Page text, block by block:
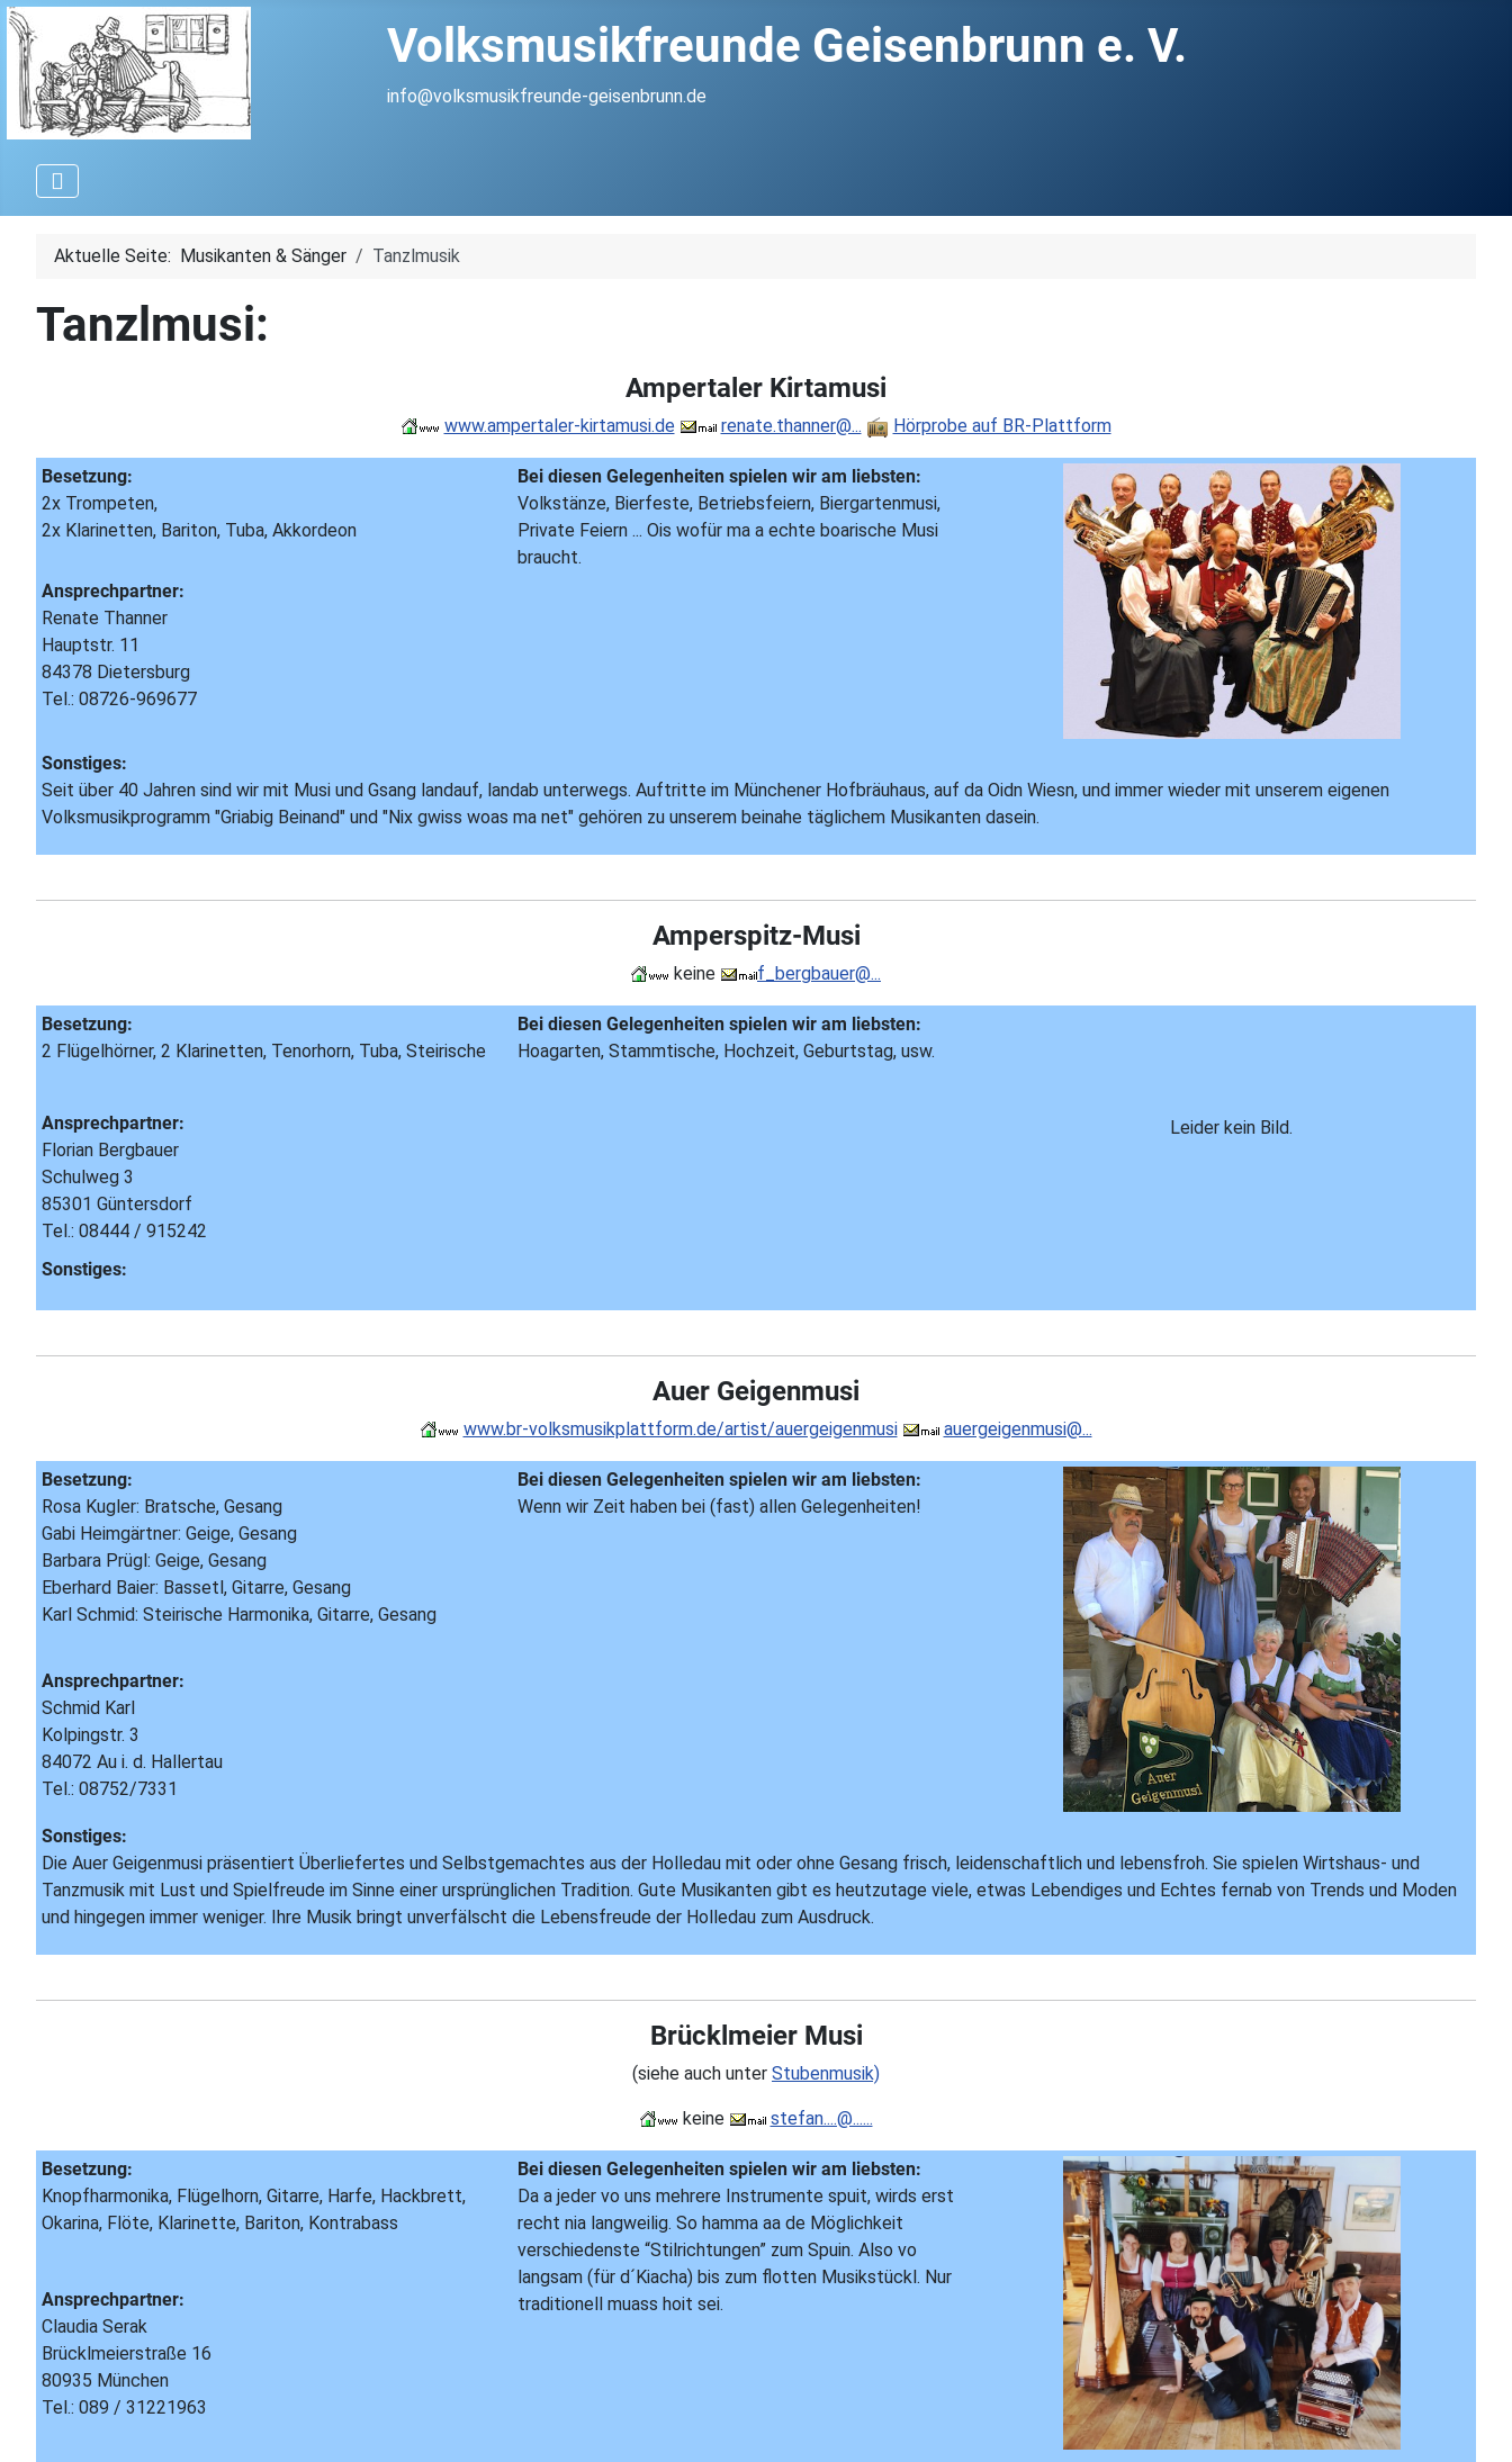
Volksmusikfreunde Geisenbrunn e. V.
info@volksmusikfreunde-geisenbrunn.de
Aktuelle Seite: Musikanten & Sänger Tanzlmusik
Tanzlmusi:
Ampertaler Kirtamusi
www.ampertaler-kirtamusi.de renate.thanner@... Hörprobe auf BR-Plattform
Besetzung:
2x Trompeten,
2x Klarinetten, Bariton, Tuba, Akkordeon
Bei diesen Gelegenheiten spielen wir am liebsten:
Volkstänze, Bierfeste, Betriebsfeiern, Biergartenmusi,
Private Feiern ... Ois wofür ma a echte boarische Musi
braucht.
Ansprechpartner:
Renate Thanner
Hauptstr. 11
84378 Dietersburg
Tel.: 08726-969677
Sonstiges:
Seit über 40 Jahren sind wir mit Musi und Gsang landauf, landab unterwegs. Auftritte im Münchener Hofbräuhaus, auf da Oidn Wiesn, und immer wieder mit unserem eigenen
Volksmusikprogramm "Griabig Beinand" und "Nix gwiss woas ma net" gehören zu unserem beinahe täglichem Musikanten dasein.
Amperspitz-Musi
keine f_bergbauer@...
Besetzung:
2 Flügelhörner, 2 Klarinetten, Tenorhorn, Tuba, Steirische
Bei diesen Gelegenheiten spielen wir am liebsten:
Hoagarten, Stammtische, Hochzeit, Geburtstag, usw.
Leider kein Bild.
Ansprechpartner:
Florian Bergbauer
Schulweg 3
85301 Güntersdorf
Tel.: 08444 / 915242
Sonstiges:
Auer Geigenmusi
www.br-volksmusikplattform.de/artist/auergeigenmusi auergeigenmusi@...
Besetzung:
Rosa Kugler: Bratsche, Gesang
Gabi Heimgärtner: Geige, Gesang
Barbara Prügl: Geige, Gesang
Eberhard Baier: Bassetl, Gitarre, Gesang
Karl Schmid: Steirische Harmonika, Gitarre, Gesang
Bei diesen Gelegenheiten spielen wir am liebsten:
Wenn wir Zeit haben bei (fast) allen Gelegenheiten!
Ansprechpartner:
Schmid Karl
Kolpingstr. 3
84072 Au i. d. Hallertau
Tel.: 08752/7331
Sonstiges:
Die Auer Geigenmusi präsentiert Überliefertes und Selbstgemachtes aus der Holledau mit oder ohne Gesang frisch, leidenschaftlich und lebensfroh. Sie spielen Wirtshaus- und
Tanzmusik mit Lust und Spielfreude im Sinne einer ursprünglichen Tradition. Gute Musikanten gibt es heutzutage viele, etwas Lebendiges und Echtes fernab von Trends und Moden
und hingegen immer weniger. Ihre Musik bringt unverfälscht die Lebensfreude der Holledau zum Ausdruck.
Brücklmeier Musi
(siehe auch unter Stubenmusik)
keine stefan....@......
Besetzung:
Knopfharmonika, Flügelhorn, Gitarre, Harfe, Hackbrett,
Okarina, Flöte, Klarinette, Bariton, Kontrabass
Bei diesen Gelegenheiten spielen wir am liebsten:
Da a jeder vo uns mehrere Instrumente spuit, wirds erst
recht nia langweilig. So hamma aa de Möglichkeit
verschiedenste “Stilrichtungen” zum Spuin. Also vo
langsam (für d´Kiacha) bis zum flotten Musikstückl. Nur
traditionell muass hoit sei.
Ansprechpartner:
Claudia Serak
Brücklmeierstraße 16
80935 München
Tel.: 089 / 31221963